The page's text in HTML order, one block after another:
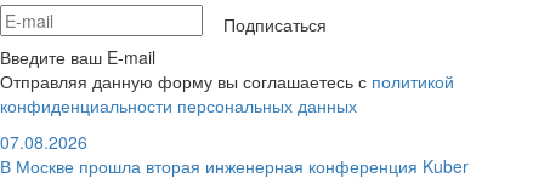
Подписаться
Введите ваш E-mail
Отправляя данную форму вы соглашаетесь с политикой
конфиденциальности персональных данных
07.08.2026
В Москве прошла вторая инженерная конференция Kuber